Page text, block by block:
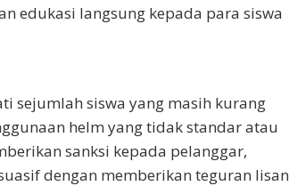
edukasi langsung kepada para siswa
sejumlah siswa yang masih kurang
helm yang tidak standar atau
sanksi kepada pelanggar,
dengan memberikan teguran lisan